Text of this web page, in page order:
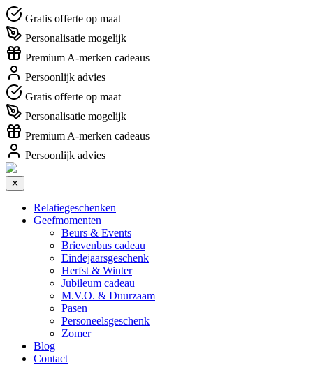
Gratis offerte op maat
Personalisatie mogelijk
Premium A-merken cadeaus
Persoonlijk advies
Gratis offerte op maat
Personalisatie mogelijk
Premium A-merken cadeaus
Persoonlijk advies
✕
Relatiegeschenken
Geefmomenten
Beurs & Events
Brievenbus cadeau
Eindejaarsgeschenk
Herfst & Winter
Jubileum cadeau
M.V.O. & Duurzaam
Pasen
Personeelsgeschenk
Zomer
Blog
Contact